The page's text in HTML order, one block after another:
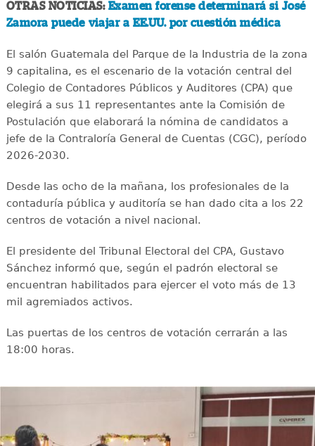
OTRAS NOTICIAS: Examen forense determinará si José
Zamora puede viajar a EE.UU. por cuestión médica
El salón Guatemala del Parque de la Industria de la zona
9 capitalina, es el escenario de la votación central del
Colegio de Contadores Públicos y Auditores (CPA) que
elegirá a sus 11 representantes ante la Comisión de
Postulación que elaborará la nómina de candidatos a
jefe de la Contraloría General de Cuentas (CGC), período
2026-2030.
Desde las ocho de la mañana, los profesionales de la
contaduría pública y auditoría se han dado cita a los 22
centros de votación a nivel nacional.
El presidente del Tribunal Electoral del CPA, Gustavo
Sánchez informó que, según el padrón electoral se
encuentran habilitados para ejercer el voto más de 13
mil agremiados activos.
Las puertas de los centros de votación cerrarán a las
18:00 horas.